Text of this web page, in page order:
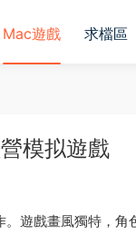
Mac遊戲 求檔區
模拟遊戲
遊戲畫風獨特，角